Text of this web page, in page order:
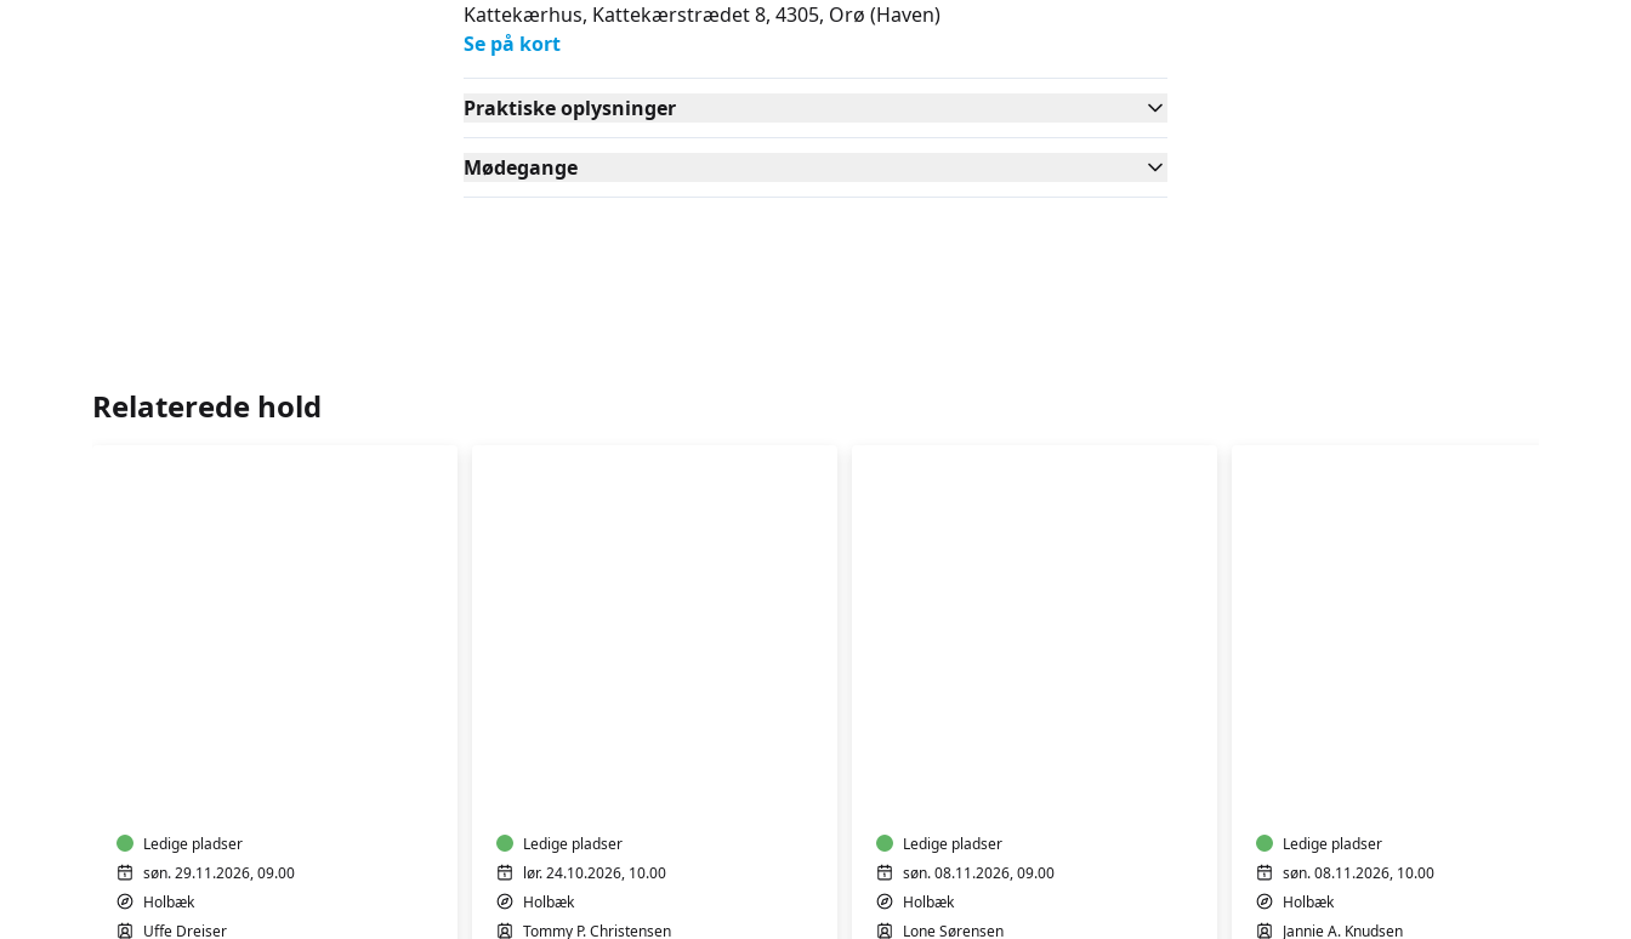
Kattekærhus, Kattekærstrædet 8, 4305, Orø (Haven)
Se på kort
Praktiske oplysninger
Mødegange
Relaterede hold
Ledige pladser
søn. 29.11.2026, 09.00
Holbæk
Uffe Dreiser
Ledige pladser
lør. 24.10.2026, 10.00
Holbæk
Tommy P. Christensen
Ledige pladser
søn. 08.11.2026, 09.00
Holbæk
Lone Sørensen
Ledige pladser
søn. 08.11.2026, 10.00
Holbæk
Jannie A. Knudsen